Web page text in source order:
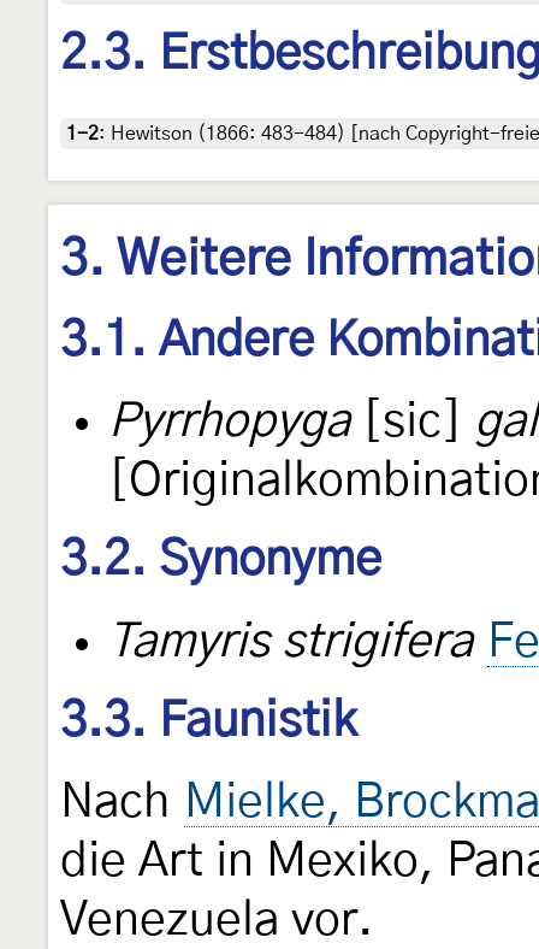
2.3.
1-2: Hewitson (1866: 483-484) [nach Copyright-
3. Weitere
3.1. Andere
Pyrrhopyga[sic]
3.2. Synonyme
Tamyris strigifera
3.3. Faunistik
Nach Mielke,
die Art in Mexiko,
Venezuela vor.